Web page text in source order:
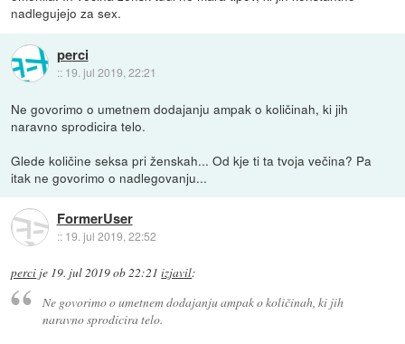
nadlegujejo za sex.
perci
:: 19. jul 2019, 22:21
Ne govorimo o umetnem dodajanju ampak o količinah, ki jih
naravno sprodicira telo.
Glede količine seksa pri ženskah... Od kje ti ta tvoja večina? Pa
itak ne govorimo o nadlegovanju...
FormerUser
:: 19. jul 2019, 22:52
perci je 19. jul 2019 ob 22:21 izjavil:
Ne govorimo o umetnem dodajanju ampak o količinah, ki jih
naravno sprodicira telo.